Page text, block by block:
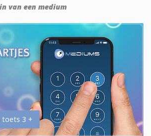
van een medium
toets 3 +